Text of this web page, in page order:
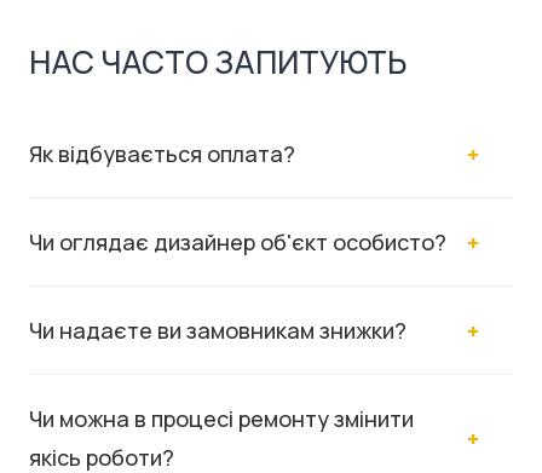
НАС ЧАСТО ЗАПИТУЮТЬ
Як відбувається оплата?
Чи оглядає дизайнер об'єкт особисто?
Чи надаєте ви замовникам знижки?
Чи можна в процесі ремонту змінити
якісь роботи?